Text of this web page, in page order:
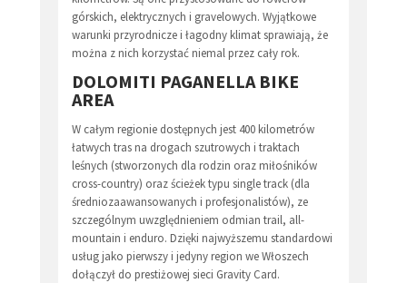
górskich, elektrycznych i gravelowych. Wyjątkowe
warunki przyrodnicze i łagodny klimat sprawiają, że
można z nich korzystać niemal przez cały rok.
DOLOMITI PAGANELLA BIKE
AREA
W całym regionie dostępnych jest 400 kilometrów
łatwych tras na drogach szutrowych i traktach
leśnych (stworzonych dla rodzin oraz miłośników
cross-country) oraz ścieżek typu single track (dla
średniozaawansowanych i profesjonalistów), ze
szczególnym uwzględnieniem odmian trail, all-
mountain i enduro. Dzięki najwyższemu standardowi
usług jako pierwszy i jedyny region we Włoszech
dołączył do prestiżowej sieci Gravity Card.